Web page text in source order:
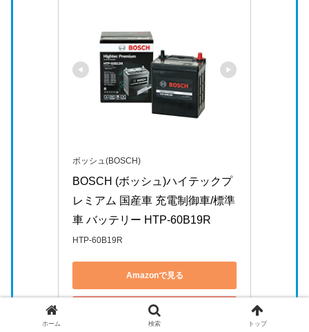
ボッシュ(BOSCH)
BOSCH (ボッシュ)ハイテックプ
レミアム 国産車 充電制御車/標準
車 バッテリー HTP-60B19R
HTP-60B19R
Amazonで見る
楽天市場で見る
ホーム 検索 トップ